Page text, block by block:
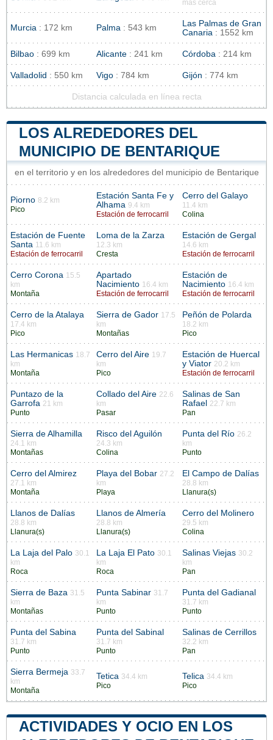
más cerca
Murcia : 172 km Palma : 543 km
Las Palmas de Gran
Canaria : 1552 km
Bilbao : 699 km Alicante : 241 km Córdoba : 214 km
Valladolid : 550 km Vigo : 784 km Gijón : 774 km
Distancia calculada en línea recta
LOS ALREDEDORES DEL
MUNICIPIO DE BENTARIQUE
en el territorio y en los alrededores del municipio de Bentarique
Piorno 8.2 km
Pico
Estación Santa Fe y
Alhama 9.4 km
Estación de ferrocarril
Cerro del Galayo
11.4 km
Colina
Estación de Fuente
Santa 11.6 km
Estación de ferrocarril
Loma de la Zarza
12.3 km
Cresta
Estación de Gergal
14.6 km
Estación de ferrocarril
Cerro Corona 15.5
km
Montaña
Apartado
Nacimiento 16.4 km
Estación de ferrocarril
Estación de
Nacimiento 16.4 km
Estación de ferrocarril
Cerro de la Atalaya
17.4 km
Pico
Sierra de Gador 17.5
km
Montañas
Peñón de Polarda
18.2 km
Pico
Las Hermanicas 18.7
km
Montaña
Cerro del Aire 19.7
km
Pico
Estación de Huercal
y Viator 20.2 km
Estación de ferrocarril
Puntazo de la
Garrofa 21 km
Punto
Collado del Aire 22.6
km
Pasar
Salinas de San
Rafael
22.7 km
Pan
Sierra de Alhamilla
24.1 km
Montañas
Risco del Aguilón
24.3 km
Colina
Punta del Río 26.2
km
Punto
Cerro del Almirez
27.1 km
Montaña
Playa del Bobar 27.2
km
Playa
El Campo de Dalías
28.8 km
Llanura(s)
Llanos de Dalías
28.8 km
Llanura(s)
Llanos de Almería
28.8 km
Llanura(s)
Cerro del Molinero
29.5 km
Colina
La Laja del Palo 30.1
km
Roca
La Laja El Pato 30.1
km
Roca
Salinas Viejas 30.2
km
Pan
Sierra de Baza 31.5
km
Montañas
Punta Sabinar 31.7
km
Punto
Punta del Gadianal
31.7 km
Punto
Punta del Sabina
31.7 km
Punto
Punta del Sabinal
31.7 km
Punto
Salinas de Cerrillos
32.2 km
Pan
Sierra Bermeja 33.7
km
Montaña
Tetica 34.4 km
Pico
Telica 34.4 km
Pico
ACTIVIDADES Y OCIO EN LOS